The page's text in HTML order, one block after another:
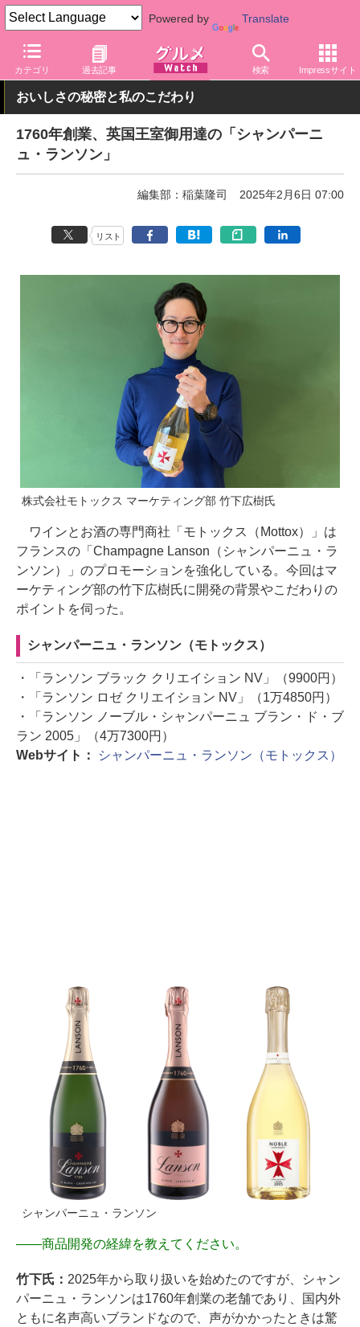
Powered by Translate
カテゴリ 過去記事 検索 Impressサイト
グルメ Watch アルコール ワイン
おいしさの秘密と私のこだわり
1760年創業、英国王室御用達の「シャンパーニ
ュ・ランソン」
編集部：稲葉隆司 2025年2月6日 07:00
リスト
株式会社モトックス マーケティング部 竹下広樹氏
ワインとお酒の専門商社「モトックス（Mottox）」は
フランスの「Champagne Lanson（シャンパーニュ・ラ
ンソン）」のプロモーションを強化している。今回はマ
ーケティング部の竹下広樹氏に開発の背景やこだわりの
ポイントを伺った。
シャンパーニュ・ランソン（モトックス）
・「ランソン ブラック クリエイション NV」（9900円）
・「ランソン ロゼ クリエイション NV」（1万4850円）
・「ランソン ノーブル・シャンパーニュ ブラン・ド・ブ
ラン 2005」（4万7300円）
Webサイト：
シャンパーニュ・ランソン（モトックス）
シャンパーニュ・ランソン
――商品開発の経緯を教えてください。
竹下氏： 2025年から取り扱いを始めたのですが、シャン
パーニュ・ランソンは1760年創業の老舗であり、国内外
ともに名声高いブランドなので、声がかかったときは驚